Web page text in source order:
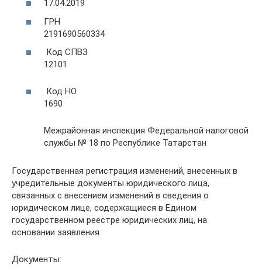
17.04.2019
ГРН
2191690560334
Код СПВЗ
12101
Код НО
1690
Межрайонная инспекция Федеральной налоговой
службы № 18 по Республике Татарстан
Государственная регистрация изменений, внесенных в
учредительные документы юридического лица,
связанных с внесением изменений в сведения о
юридическом лице, содержащиеся в Едином
государственном реестре юридических лиц, на
основании заявления
Документы: